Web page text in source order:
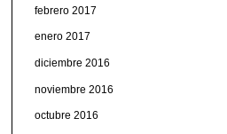
febrero 2017
enero 2017
diciembre 2016
noviembre 2016
octubre 2016